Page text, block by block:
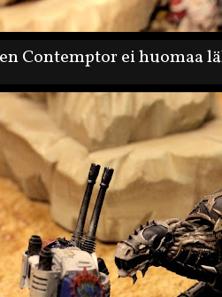
Contemptor ei huomaa